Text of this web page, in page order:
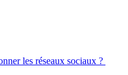
les réseaux sociaux ?